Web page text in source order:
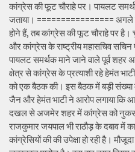
कांग्रेस की फूट चौराहे पर। पायलट
जताया। ================
होने हैं, तब कांग्रेस की फूट चौराहे पर है।
और कांग्रेस के राष्ट्रीय महासचिव
पायलट समर्थक माने जाने वाले पूर्व शहर
क्षेत्र से कांग्रेस के प्रत्याशी रहे हेमंत
को एक बैठक की। इस बैठक में बड़ी संख्या
जैन और हेमंत भाटी ने आरोप लगाया कि
दखल से अजमेर शहर में कांग्रेस को
राजकुमार जयपाल भी राठौड़ के दबाव में
कांग्रेसियों की की उपेक्षा हो रही है।